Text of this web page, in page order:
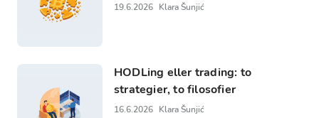
19.6.2026 Klara Šunjić
HODLing eller trading: to
strategier, to filosofier
16.6.2026 Klara Šunjić